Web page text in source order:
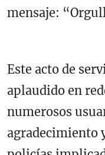
mensaje:
Este acto de
aplaudido en
numerosos
agradecimiento